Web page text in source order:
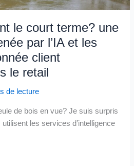
le court terme? une
par l’IA et les
client
le retail
de lecture
de bois en vue? Je suis surpris
les services d’intelligence